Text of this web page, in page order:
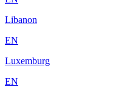
Libanon
EN
Luxemburg
EN